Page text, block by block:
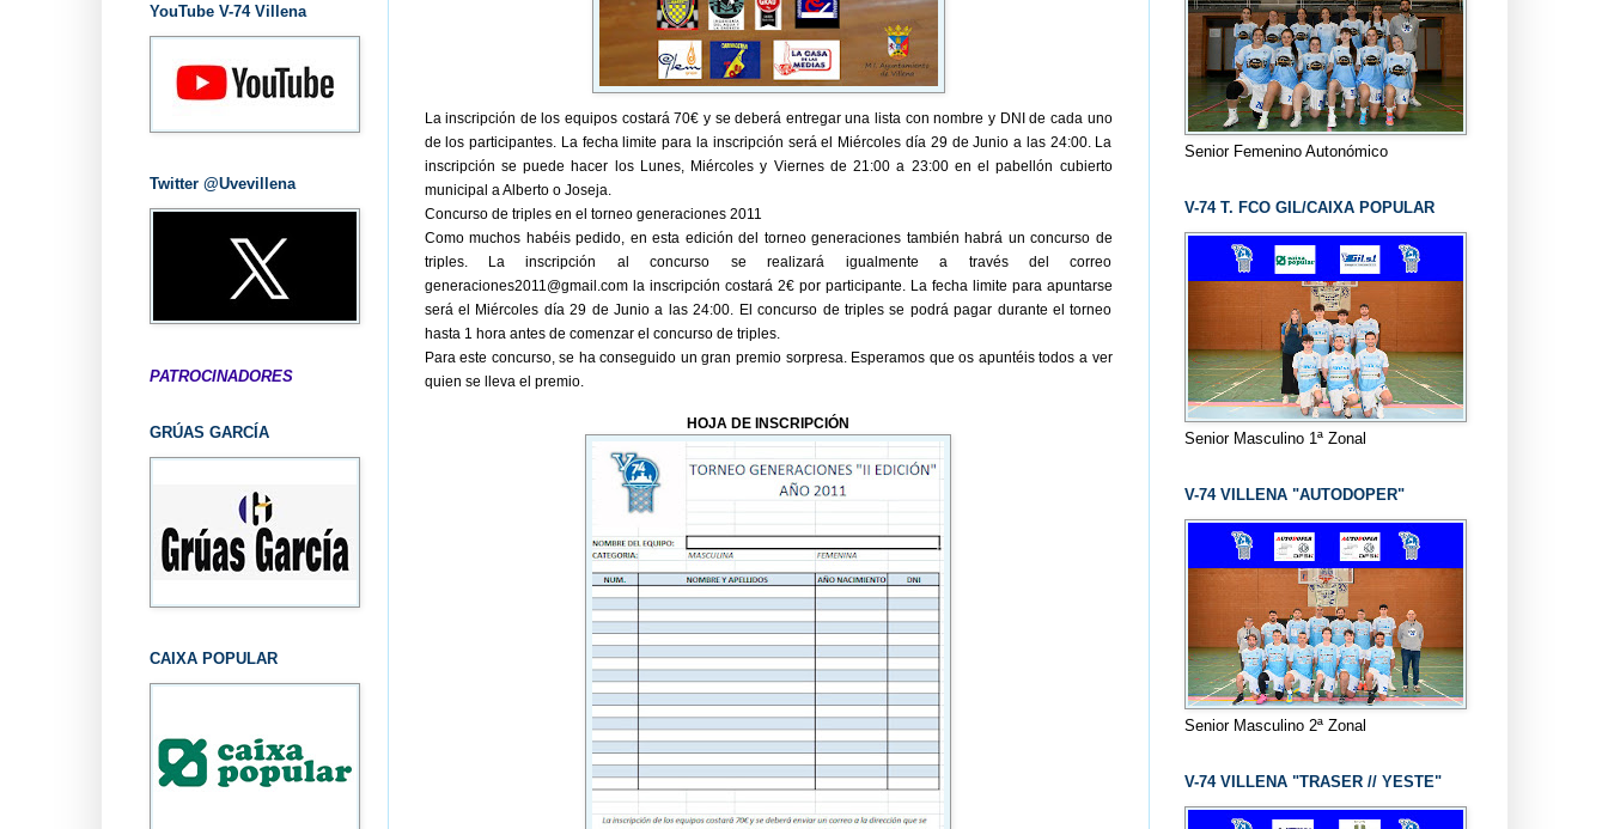
La inscripción de los equipos costará 70€ y se deberá entregar una lista con nombre y DNI de cada uno
de los participantes. La fecha limite para la inscripción será el Miércoles día 29 de Junio a las 24:00. La
inscripción se puede hacer los Lunes, Miércoles y Viernes de 21:00 a 23:00 en el pabellón cubierto
municipal a Alberto o Joseja.
Concurso de triples en el torneo generaciones 2011
Como muchos habéis pedido, en esta edición del torneo generaciones también habrá un concurso de
triples. La inscripción al concurso se realizará igualmente a través del correo
generaciones2011@gmail.com la inscripción costará 2€ por participante. La fecha limite para apuntarse
será el Miércoles día 29 de Junio a las 24:00. El concurso de triples se podrá pagar durante el torneo
hasta 1 hora antes de comenzar el concurso de triples.
Para este concurso, se ha conseguido un gran premio sorpresa. Esperamos que os apuntéis todos a ver
quien se lleva el premio.
HOJA DE INSCRIPCIÓN
YouTube V-74 Villena
Twitter @Uvevillena
PATROCINADORES
GRÚAS GARCÍA
CAIXA POPULAR
Senior Femenino Autonómico
V-74 T. FCO GIL/CAIXA POPULAR
Senior Masculino 1ª Zonal
V-74 VILLENA "AUTODOPER"
Senior Masculino 2ª Zonal
V-74 VILLENA "TRASER // YESTE"